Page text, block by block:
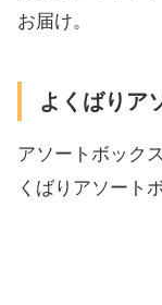
お届け。
よくばりア
アソートボック
くばりアソート